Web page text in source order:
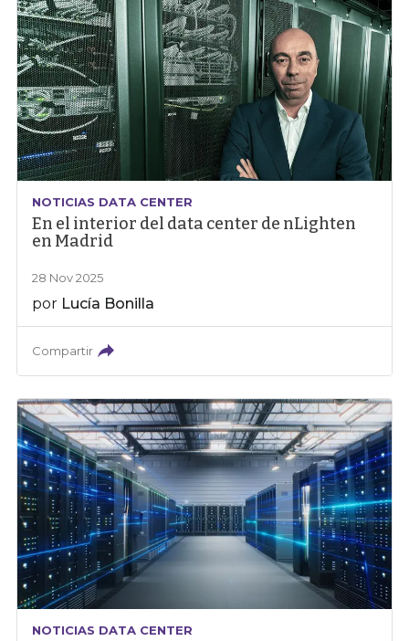
NOTICIAS DATA CENTER
En el interior del data center de nLighten
en Madrid
28 Nov 2025
por Lucía Bonilla
Compartir
NOTICIAS DATA CENTER